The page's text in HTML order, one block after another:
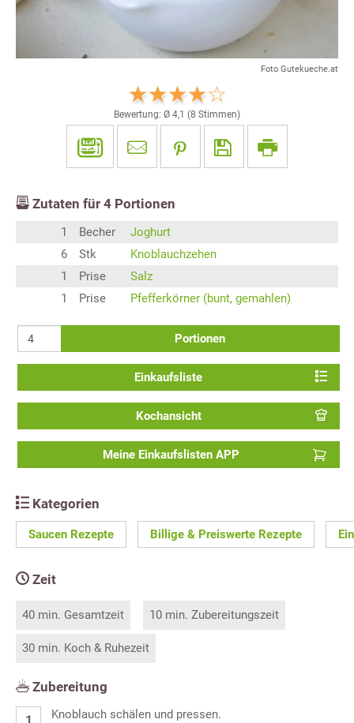
Foto Gutekueche.at
Bewertung: Ø 4,1 (8 Stimmen)
Zutaten für 4 Portionen
1 Becher
Joghurt
6
Stk
Knoblauchzehen
1
Prise
Salz
1
Prise Pfefferkörner (bunt, gemahlen)
Portionen
Einkaufsliste
Kochansicht
Meine Einkaufslisten APP
Kategorien
Saucen Rezepte Billige & Preiswerte Rezepte
Zeit
40 min. Gesamtzeit 10 min. Zubereitungszeit
30 min. Koch & Ruhezeit
Zubereitung
Knoblauch schälen und pressen.